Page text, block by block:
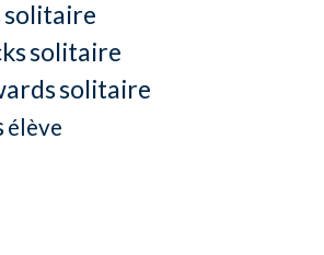
solitaire
solitaire
solitaire
élève